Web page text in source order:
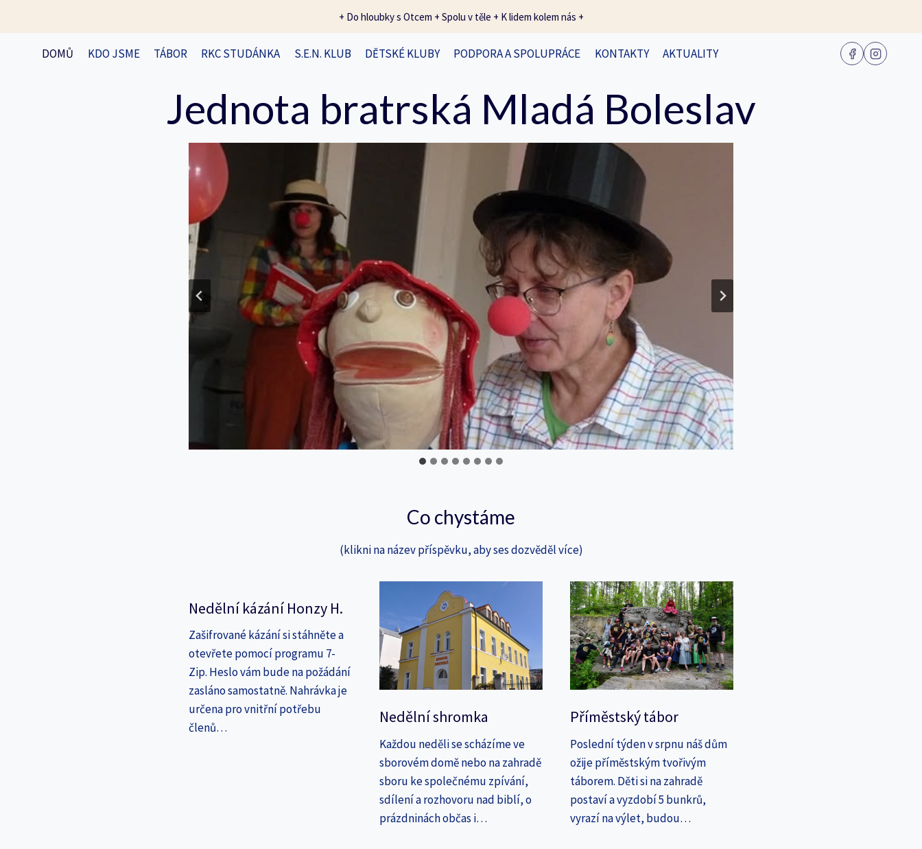
+ Do hloubky s Otcem + Spolu v těle + K lidem kolem nás +
DOMŮ KDO JSME TÁBOR RKC STUDÁNKA S.E.N. KLUB DĚTSKÉ KLUBY PODPORA A SPOLUPRÁCE KONTAKTY AKTUALITY
Jednota bratrská Mladá Boleslav
Co chystáme
(klikni na název příspěvku, aby ses dozvěděl více)
Nedělní kázání Honzy H.
Zašifrované kázání si stáhněte a
otevřete pomocí programu 7-
Zip. Heslo vám bude na požádání
zasláno samostatně. Nahrávka je
určena pro vnitřní potřebu
členů…
Nedělní shromka
Každou neděli se scházíme ve
sborovém domě nebo na zahradě
sboru ke společnému zpívání,
sdílení a rozhovoru nad biblí, o
prázdninách občas i…
Příměstský tábor
Poslední týden v srpnu náš dům
ožije příměstským tvořivým
táborem. Děti si na zahradě
postaví a vyzdobí 5 bunkrů,
vyrazí na výlet, budou…